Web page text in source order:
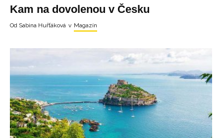
Kam na dovolenou v Česku
Od Sabina Huřťáková v Magazín